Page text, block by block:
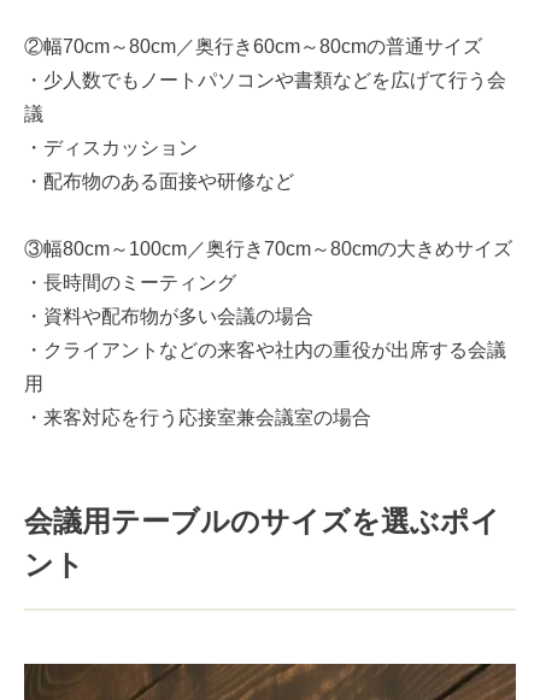
②幅70cm～80cm／奥行き60cm～80cmの普通サイズ
・少人数でもノートパソコンや書類などを広げて行う会
議
・ディスカッション
・配布物のある面接や研修など
③幅80cm～100cm／奥行き70cm～80cmの大きめサイズ
・長時間のミーティング
・資料や配布物が多い会議の場合
・クライアントなどの来客や社内の重役が出席する会議
用
・来客対応を行う応接室兼会議室の場合
会議用テーブルのサイズを選ぶポイ
ント